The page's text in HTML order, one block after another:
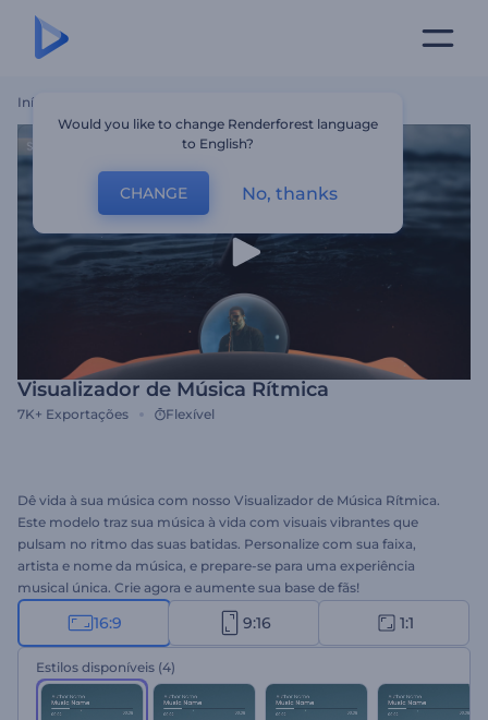
Início
Visualizador de Música Rítmica
7K+ Exportações Flexível
Dê vida à sua música com nosso Visualizador de Música Rítmica.
Este modelo traz sua música à vida com visuais vibrantes que
pulsam no ritmo das suas batidas. Personalize com sua faixa,
artista e nome da música, e prepare-se para uma experiência
musical única. Crie agora e aumente sua base de fãs!
16:9 9:16 1:1
Estilos disponíveis (4)
Would you like to change Renderforest language
to English?
CHANGE No, thanks